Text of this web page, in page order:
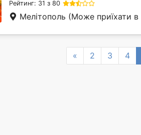
Рейтинг: 31 з 80
Мелітополь (Може приїхати
« Previous
2 3 4